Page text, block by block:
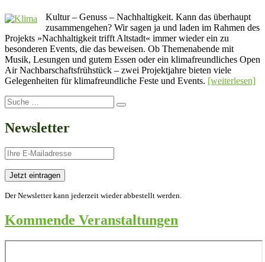
Kultur – Genuss – Nachhaltigkeit. Kann das überhaupt
zusammen­gehen? Wir sagen ja und laden im Rahmen des
Projekts »Nach­haltig­keit trifft Altstadt« immer wieder ein zu
besonderen Events, die das beweisen. Ob Themenabende mit
Musik, Lesungen und gutem Essen oder ein klimafreundliches Open
Air Nachbar­schafts­frühstück – zwei Projekt­jahre bieten viele
Gelegenheiten für klima­freundliche Feste und Events. [weiterlesen]
Suche
nach:
Suchen
Newsletter
Der Newsletter kann jederzeit wieder abbestellt werden.
Kommende Veranstaltungen